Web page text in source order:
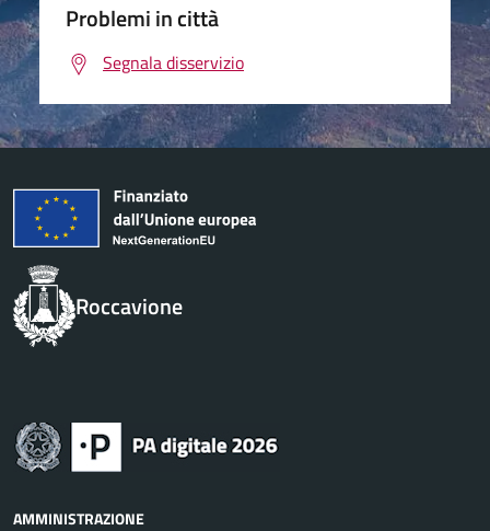
Problemi in città
Segnala disservizio
Roccavione
AMMINISTRAZIONE